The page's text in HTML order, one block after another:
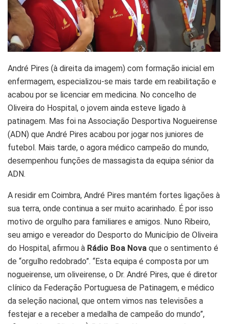
André Pires (à direita da imagem) com formação inicial em
enfermagem, especializou-se mais tarde em reabilitação e
acabou por se licenciar em medicina. No concelho de
Oliveira do Hospital, o jovem ainda esteve ligado à
patinagem. Mas foi na Associação Desportiva Nogueirense
(ADN) que André Pires acabou por jogar nos juniores de
futebol. Mais tarde, o agora médico campeão do mundo,
desempenhou funções de massagista da equipa sénior da
ADN.
A residir em Coimbra, André Pires mantém fortes ligações à
sua terra, onde continua a ser muito acarinhado. É por isso
motivo de orgulho para familiares e amigos. Nuno Ribeiro,
seu amigo e vereador do Desporto do Município de Oliveira
do Hospital, afirmou à Rádio Boa Nova que o sentimento é
de “orgulho redobrado”. “Esta equipa é composta por um
nogueirense, um oliveirense, o Dr. André Pires, que é diretor
clínico da Federação Portuguesa de Patinagem, e médico
da seleção nacional, que ontem vimos nas televisões a
festejar e a receber a medalha de campeão do mundo”,